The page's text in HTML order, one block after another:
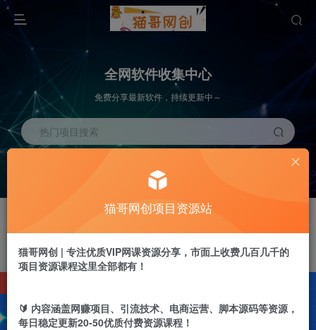
全网软件收集中心
免费分享最新软件，持续更新中～
热门项目搜索
创业交流的地方
免费领取19元 /185G流量卡
搭建同款网站
猫哥网创项目资源站
猫哥网创 | 专注优质VIP网课资源分享，市面上收费几百几千的
项目资源课程这里全部都有！
🔰 内容涵盖网赚项目、引流技术、电商运营、脚本源码等资源，
每日稳定更新20-50优质付费资源课程！